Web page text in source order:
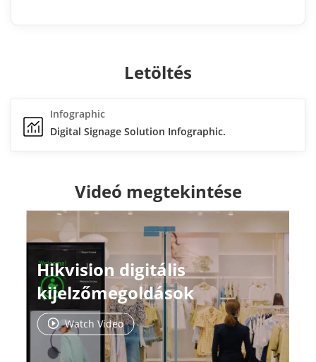
Letöltés
Infographic
Digital Signage Solution Infographic.
Videó megtekintése
Hikvision digitális
kijelzőmegoldások
Watch Video